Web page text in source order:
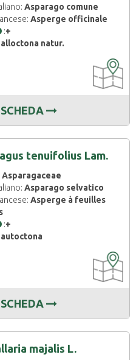
Asparago comune
Asperge officinale
:+
alloctona natur.
DISPONIBILE
tenuifolius Lam.
Asparagaceae
Asparago selvatico
Asperge à feuilles
:+
autoctona
DISPONIBILE
majalis L.